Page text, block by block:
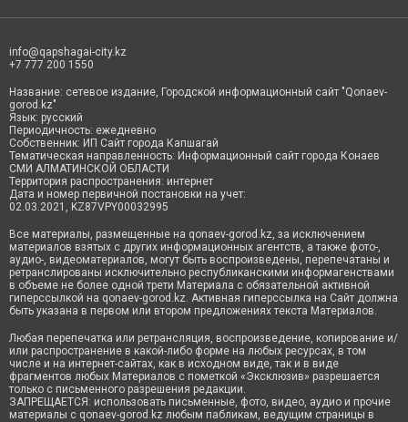
info@qapshagai-city.kz
+7 777 200 1550
Название: сетевое издание, Городской информационный сайт "Qonaev-
gorod.kz"
Язык: русский
Периодичность: ежедневно
Собственник: ИП Сайт города Капшагай
Тематическая направленность: Информационный сайт города Конаев
СМИ АЛМАТИНСКОЙ ОБЛАСТИ
Территория распространения: интернет
Дата и номер первичной постановки на учет:
02.03.2021, KZ87VPY00032995
Все материалы, размещенные на qonaev-gorod.kz, за исключением
материалов взятых с других информационных агентств, а также фото-,
аудио-, видеоматериалов, могут быть воспроизведены, перепечатаны и
ретранслированы исключительно республиканскими информагенствами
в объеме не более одной трети Материала с обязательной активной
гиперссылкой на qonaev-gorod.kz. Активная гиперссылка на Сайт должна
быть указана в первом или втором предложениях текста Материалов.
Любая перепечатка или ретрансляция, воспроизведение, копирование и/
или распространение в какой-либо форме на любых ресурсах, в том
числе и на интернет-сайтах, как в исходном виде, так и в виде
фрагментов любых Материалов с пометкой «Эксклюзив» разрешается
только с письменного разрешения редакции.
ЗАПРЕЩАЕТСЯ: использовать письменные, фото, видео, аудио и прочие
материалы с qonaev-gorod.kz любым пабликам, ведущим страницы в